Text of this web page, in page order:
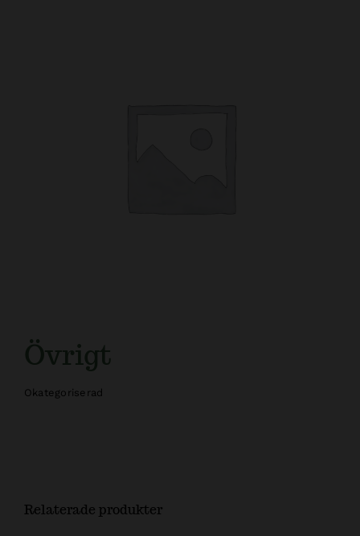
Övrigt
Okategoriserad
Relaterade produkter